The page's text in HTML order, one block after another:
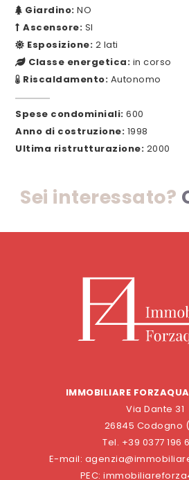
Giardino: NO
Ascensore: SI
Esposizione: 2 lati
Classe energetica: in corso
Riscaldamento: Autonomo
Spese condominiali: 600
Anno di costruzione: 1998
Ultima ristrutturazione: 2000
Sei interessato?
IMMOBILIARE
Via Dante 31
26845 Codogno
Tel. +39 0377 196
E-mail:
PEC: